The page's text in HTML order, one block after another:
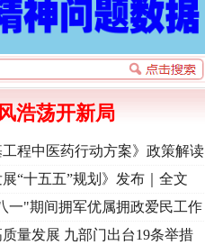
浩荡开新局
工程中医药行动方案》政策解读
展“十五五”规划》发布｜全文
一"期间拥军优属拥政爱民工作
量发展 九部门出台19条举措